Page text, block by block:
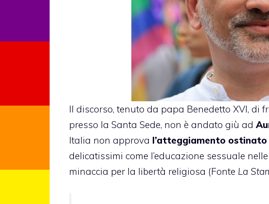
Il discorso, tenuto da papa Benedetto XVI, di
presso la Santa Sede, non è andato giù ad
Italia non approva l’atteggiamento
delicatissimi come l’educazione sessuale
minaccia per la libertà religiosa (Fonte La